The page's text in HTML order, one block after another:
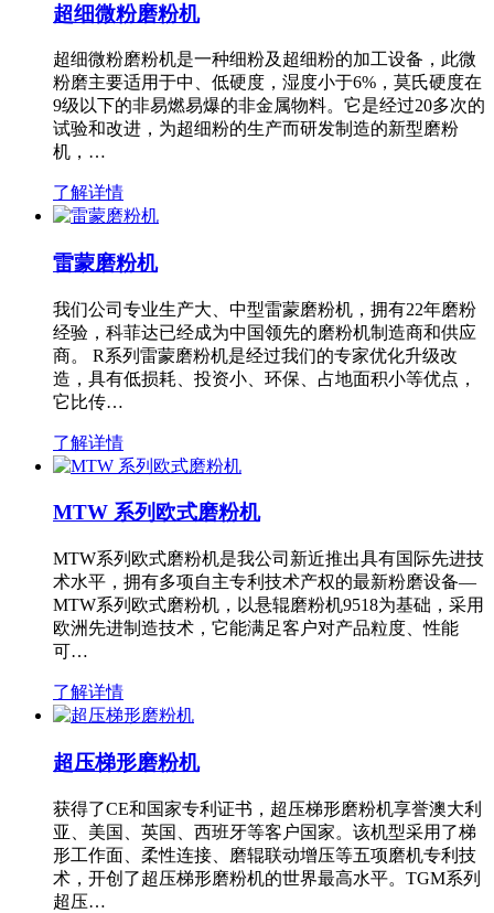
超细微粉磨粉机
超细微粉磨粉机是一种细粉及超细粉的加工设备，此微
粉磨主要适用于中、低硬度，湿度小于6%，莫氏硬度在
9级以下的非易燃易爆的非金属物料。它是经过20多次的
试验和改进，为超细粉的生产而研发制造的新型磨粉
机，…
了解详情
雷蒙磨粉机
我们公司专业生产大、中型雷蒙磨粉机，拥有22年磨粉
经验，科菲达已经成为中国领先的磨粉机制造商和供应
商。 R系列雷蒙磨粉机是经过我们的专家优化升级改
造，具有低损耗、投资小、环保、占地面积小等优点，
它比传…
了解详情
MTW 系列欧式磨粉机
MTW系列欧式磨粉机是我公司新近推出具有国际先进技
术水平，拥有多项自主专利技术产权的最新粉磨设备—
MTW系列欧式磨粉机，以悬辊磨粉机9518为基础，采用
欧洲先进制造技术，它能满足客户对产品粒度、性能
可…
了解详情
超压梯形磨粉机
获得了CE和国家专利证书，超压梯形磨粉机享誉澳大利
亚、美国、英国、西班牙等客户国家。该机型采用了梯
形工作面、柔性连接、磨辊联动增压等五项磨机专利技
术，开创了超压梯形磨粉机的世界最高水平。TGM系列
超压…